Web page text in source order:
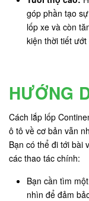
góp phần tạo
lốp xe và còn
kiện thời tiết
HƯỚNG
Cách lắp lốp
ô tô về cơ bản vẫn
Bạn có thể đi tới bài
các thao tác chính:
Bạn cần tìm
nhìn để đảm